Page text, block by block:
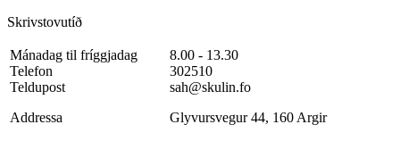
Skrivstovutíð
Mánadag til fríggjadag
Telefon
Teldupost
Addressa
8.00 - 13.30
302510
sah@skulin.fo
Glyvursvegur 44, 160 Argir